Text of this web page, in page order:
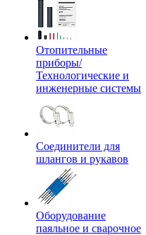
Отопительные
приборы/
Технологические и
инженерные системы
Соединители для
шлангов и рукавов
Оборудование
паяльное и сварочное